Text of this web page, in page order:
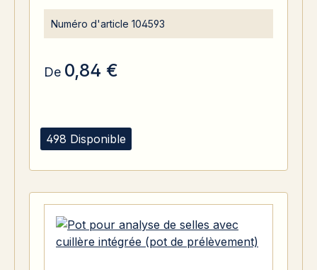
498 Disponible
Numéro d'article 104593
De 0,84 €